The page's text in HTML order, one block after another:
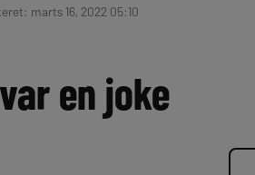
marts 16, 2022 05:10
en joke